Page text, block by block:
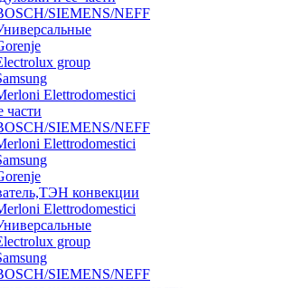
SIEMENS/NEFF
group
Elettrodomestici
части
SIEMENS/NEFF
Elettrodomestici
конвекции
Elettrodomestici
group
SIEMENS/NEFF